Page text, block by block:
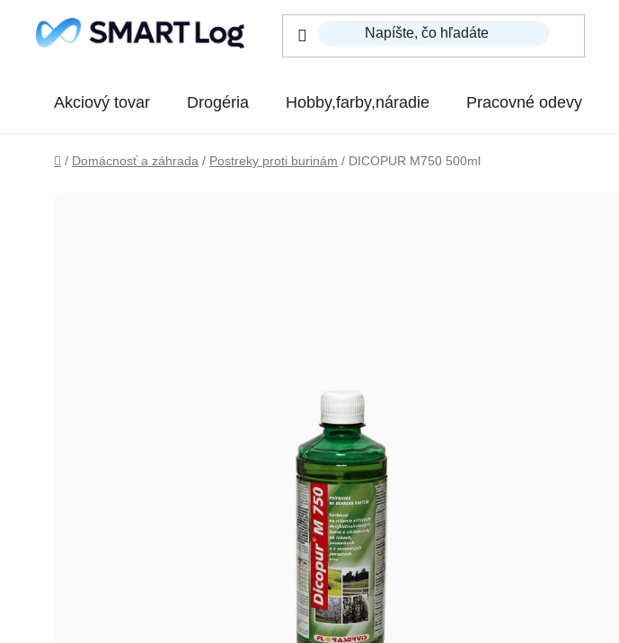
Akciový tovar Drogéria Hobby,farby,náradie Pracovné odevy
Domov
/ Domácnosť a záhrada / Postreky proti burinám / DICOPUR M750 500ml